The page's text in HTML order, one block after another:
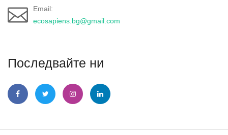
Последвайте ни
Email:
ecosapiens.bg@gmail.com